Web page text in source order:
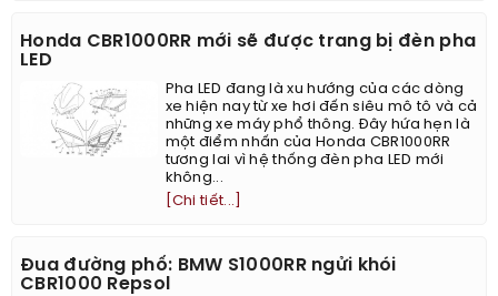
Honda CBR1000RR mới sẽ được trang bị đèn pha
LED
Pha LED đang là xu hướng của các dòng
xe hiện nay từ xe hơi đến siêu mô tô và cả
những xe máy phổ thông. Đây hứa hẹn là
một điểm nhấn của Honda CBR1000RR
tương lai vì hệ thống đèn pha LED mới
không...
[Chi tiết...]
Đua đường phố: BMW S1000RR ngửi khói
CBR1000 Repsol